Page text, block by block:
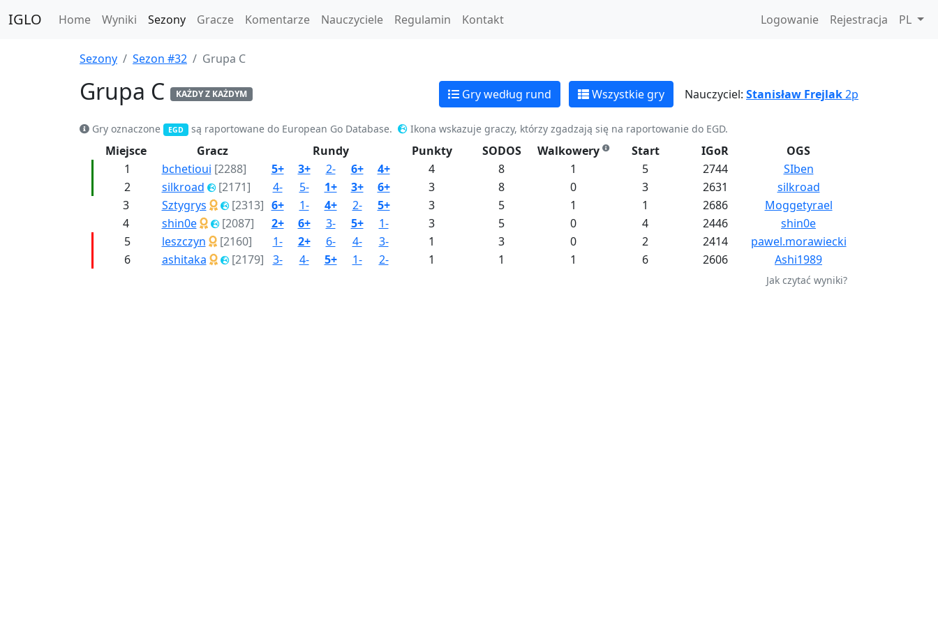
IGLO Home Wyniki Sezony Gracze Komentarze Nauczyciele Regulamin Kontakt Logowanie Rejestracja PL
Sezony Sezon #32 Grupa C
Grupa C KAŻDY Z KAŻDYM Gry według rund Wszystkie gry Nauczyciel: Stanisław Frejlak2p
Gry oznaczone EGD są raportowane do European Go Database. Ikona wskazuje graczy, którzy zgadzają się na raportowanie do EGD.
Miejsce Gracz Rundy Punkty SODOS Walkowery Start IGoR
OGS
1
bchetioui [2288] 5+ 3+ 2- 6+ 4+ 4 8 1 5 2744
SIben
2
silkroad [2171] 4- 5- 1+ 3+ 6+ 3 8 0 3 2631
silkroad
3
Sztygrys [2313] 6+ 1- 4+ 2- 5+ 3 5 1 1 2686
Moggetyrael
4
shin0e [2087] 2+ 6+ 3- 5+ 1- 3 5 0 4 2446
shin0e
5
leszczyn [2160] 1- 2+ 6- 4- 3- 1 3 0 2 2414
pawel.morawiecki
6
ashitaka [2179] 3- 4- 5+ 1- 2- 1 1 1 6 2606 Ashi1989
Jak czytać wyniki?